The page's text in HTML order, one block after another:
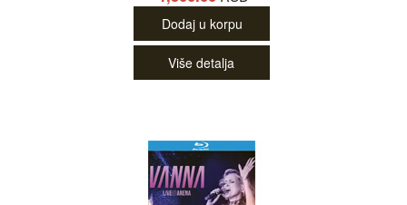
Dodaj u korpu
Više detalja